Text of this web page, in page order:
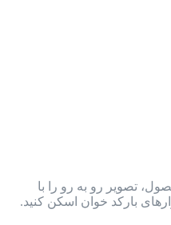
تصویر رو به رو را با
بارکد خوان اسکن کنید.